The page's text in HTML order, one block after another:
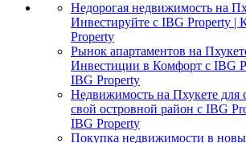
Недорогая недвижимость на
Инвестируйте с IBG Property |
Property
Рынок апартаментов на
Инвестиции в Комфорт с IBG
IBG Property
Недвижимость на Пхукете для
свой островной район с IBG
IBG Property
Покупка недвижимости в